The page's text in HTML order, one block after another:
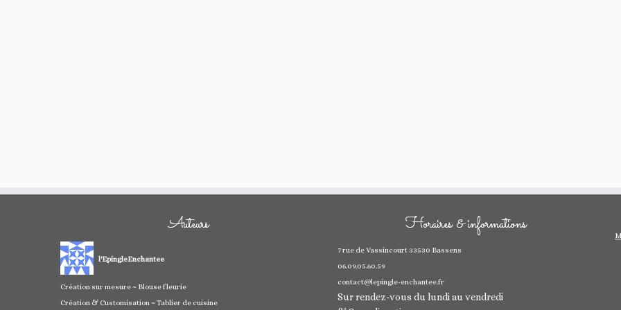
Auteurs
l'EpingleEnchantee
Création sur mesure ~ Blouse fleurie
Création & Customisation ~ Tablier de cuisine
Horaires & informations
7 rue de Vassincourt 33530 Bassens
06.09.05.60.59
contact@lepingle-enchantee.fr
Sur rendez-vous du lundi au vendredi